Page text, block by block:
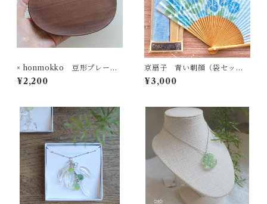
× honmokko 豆形プレート
ウオールナット
¥2,200
京扇子 青い朝顔（袋セッ
ト）送料無料
¥3,000